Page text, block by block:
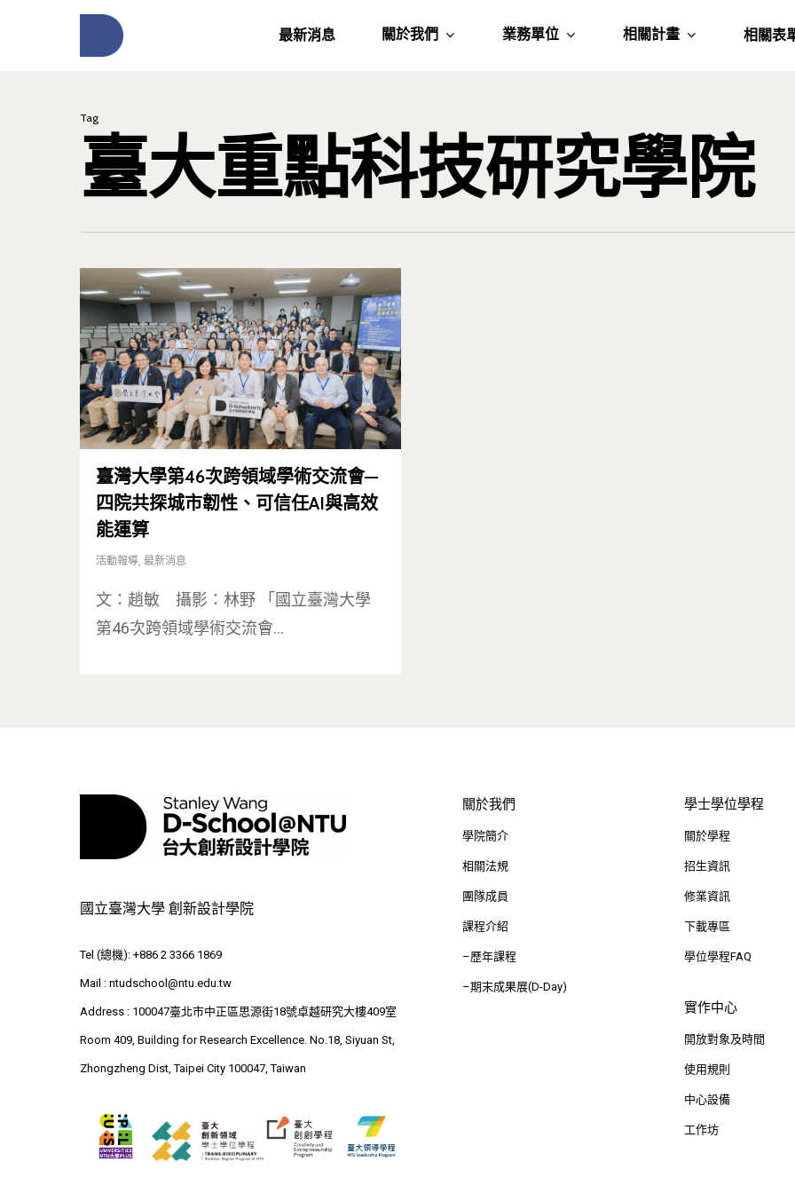
按下Enter開始搜尋，或Esc關閉跳窗
最新消息 關於我們 業務單位 相關計畫 相關表
Tag
臺大重點科技研究學院
臺灣大學第46次跨領域學術交流會—
四院共探城市韌性、可信任AI與高效
能運算
活動報導 最新消息
文：趙敏 攝影：林野 「國立臺灣大學
第46次跨領域學術交流會…
國立臺灣大學 創新設計學院
Tel (總機): +886 2 3366 1869
Mail : ntudschool@ntu.edu.tw
Address : 100047臺北市中正區思源街18號卓越研究大樓409室
Room 409, Building for Research Excellence. No.18, Siyuan St,
Zhongzheng Dist, Taipei City 100047, Taiwan
關於我們
學院簡介
相關法規
團隊成員
課程介紹
–歷年課程
–期末成果展(D-Day)
學士學位學程
關於學程
招生資訊
修業資訊
下載專區
學位學程FAQ
實作中心
開放對象及時間
使用規則
中心設備
工作坊